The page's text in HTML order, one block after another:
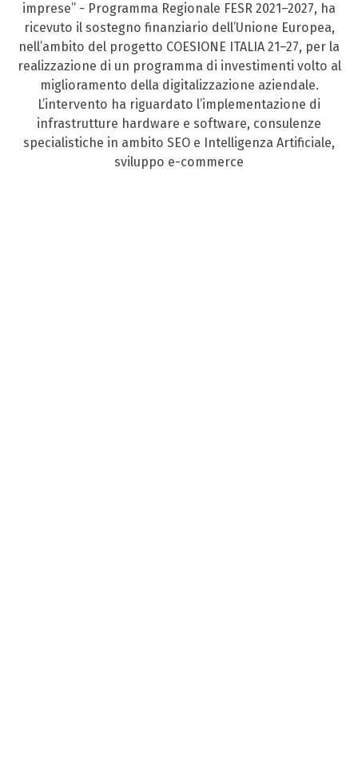
imprese” - Programma Regionale FESR 2021–2027, ha
ricevuto il sostegno finanziario dell’Unione Europea,
nell’ambito del progetto COESIONE ITALIA 21–27, per la
realizzazione di un programma di investimenti volto al
miglioramento della digitalizzazione aziendale.
L’intervento ha riguardato l’implementazione di
infrastrutture hardware e software, consulenze
specialistiche in ambito SEO e Intelligenza Artificiale,
sviluppo e-commerce